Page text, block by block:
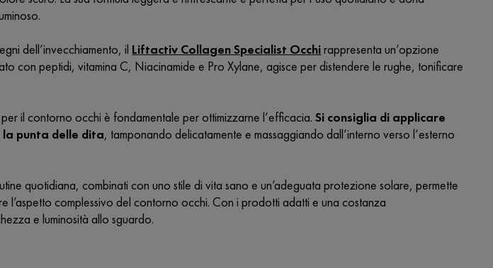
dell’invecchiamento, il Liftactiv Collagen Specialist Occhirappresenta un’opzione
con peptidi, vitamina C, Niacinamide e Pro Xylane, agisce per distendere le rughe, tonificare
il contorno occhi è fondamentale per ottimizzarne l’efficacia.Si consiglia di applicare
punta delle dita, tamponando delicatamente e massaggiando dall’interno verso l’esterno
quotidiana, combinati con uno stile di vita sano e un’adeguata protezione solare, permette
l’aspetto complessivo del contorno occhi. Con i prodotti adatti e una costanza
e luminosità allo sguardo.